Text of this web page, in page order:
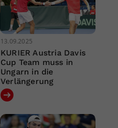
13.09.2025
KURIER Austria Davis
Cup Team muss in
Ungarn in die
Verlängerung